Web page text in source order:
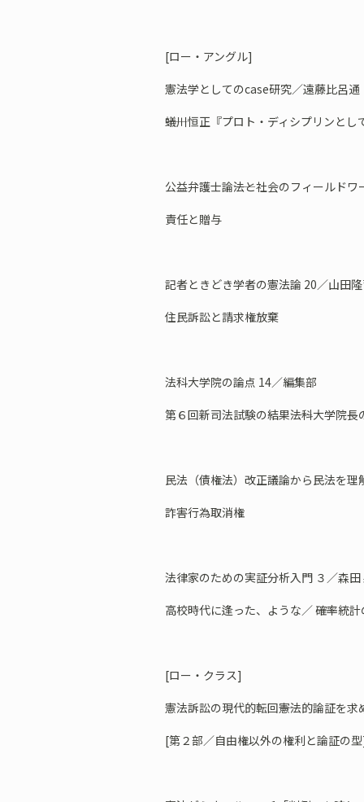
[ロー・アングル]
憲法学としてのcase研究／遠藤比呂通
――蟻川恒正『プロト・ディシプリンと
公益弁護士論――法と社会のフィールド
責任と贈与
記者ときどき学者の憲法論 20／山田
住民訴訟と請求権放棄
法科大学院の論点 14／編集部
第６回新司法試験の結果――法科大学院
民法（債権法）改正議論から民法を理
詐害行為取消権
法律家のための実証分析入門 ３／森田
高校時代に逢った、ような／ ――確率統
[ロー・クラス]
憲法訴訟の現代的転回――憲法的論証を
[第２部／自由権以外の権利と論証の